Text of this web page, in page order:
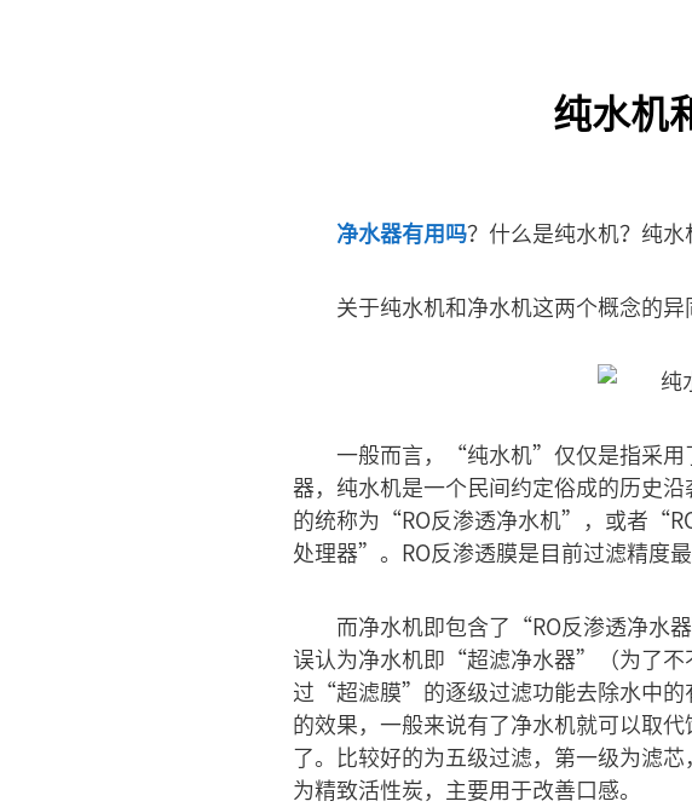
纯水机
净水器有用吗？什么是纯水机？纯水
关于纯水机和净水机这两个概念的异
一般而言，“纯水机”仅仅是指采用
器，纯水机是一个民间约定俗成的历史
的统称为“RO反渗透净水机”，或者
处理器”。RO反渗透膜是目前过滤精度
而净水机即包含了“RO反渗透净
误认为净水机即“超滤净水器”（为了
过“超滤膜”的逐级过滤功能去除水中的
的效果，一般来说有了净水机就可以取
了。比较好的为五级过滤，第一级为滤
为精致活性炭，主要用于改善口感。